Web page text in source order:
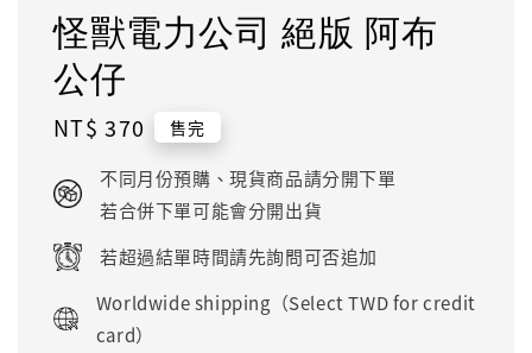
怪獸電力公司 絕版 阿布
公仔
Regular
NT$ 370 售完
不同月份預購、現貨商品請分開下單
若合併下單可能會分開出貨
若超過結單時間請先詢問可否追加
Worldwide shipping（Select TWD for credit
card）